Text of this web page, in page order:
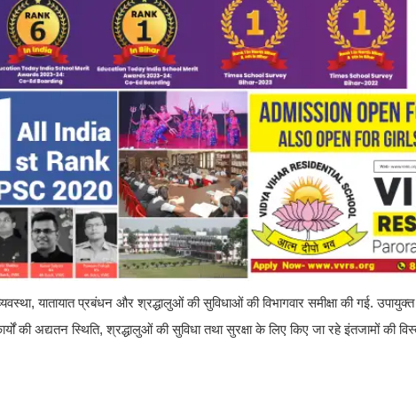
यातायात प्रबंधन और श्रद्धालुओं की सुविधाओं की विभागवार समीक्षा की गई.
की अद्यतन स्थिति, श्रद्धालुओं की सुविधा तथा सुरक्षा के लिए किए जा रहे इंतजामों की